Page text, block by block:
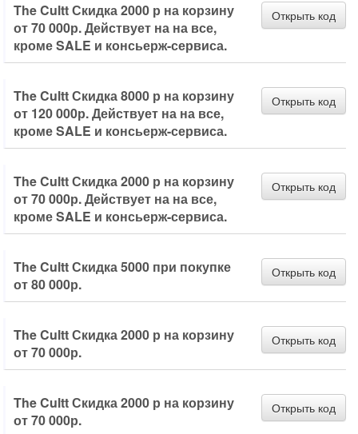
The Cultt Скидка 2000 р на корзину
от 70 000р. Действует на на все,
кроме SALE и консьерж-сервиса.
Открыть код
The Cultt Скидка 8000 р на корзину
от 120 000р. Действует на на все,
кроме SALE и консьерж-сервиса.
Открыть код
The Cultt Скидка 2000 р на корзину
от 70 000р. Действует на на все,
кроме SALE и консьерж-сервиса.
Открыть код
The Cultt Скидка 5000 при покупке
от 80 000р.
Открыть код
The Cultt Скидка 2000 р на корзину
от 70 000р.
Открыть код
The Cultt Скидка 2000 р на корзину
от 70 000р.
Открыть код